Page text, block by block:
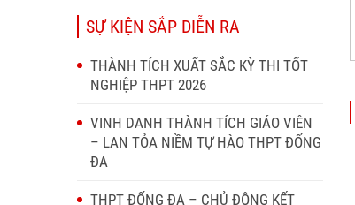
SỰ KIỆN SẮP DIỄN RA
THÀNH TÍCH XUẤT SẮC KỲ THI TỐT
NGHIỆP THPT 2026
VINH DANH THÀNH TÍCH GIÁO VIÊN
– LAN TỎA NIỀM TỰ HÀO THPT ĐỐNG
ĐA
THPT ĐỐNG ĐA – CHỦ ĐỘNG KẾT